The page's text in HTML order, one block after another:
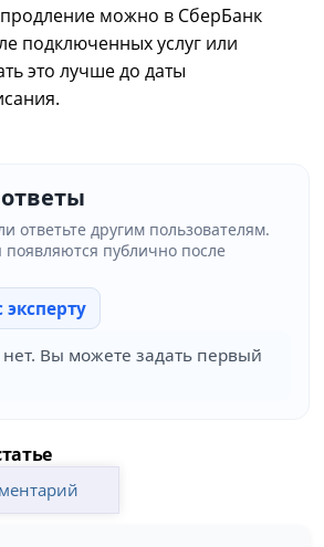
можно в СберБанк
подключенных услуг или
это лучше до даты
ответьте другим пользователям.
публично после
эксперту
Вы можете задать первый